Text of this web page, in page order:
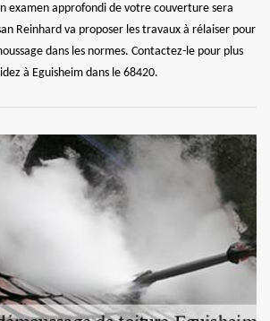
examen approfondi de votre couverture sera
Reinhard va proposer les travaux à rélaiser pour
dans les normes. Contactez-le pour plus
à Eguisheim dans le 68420.